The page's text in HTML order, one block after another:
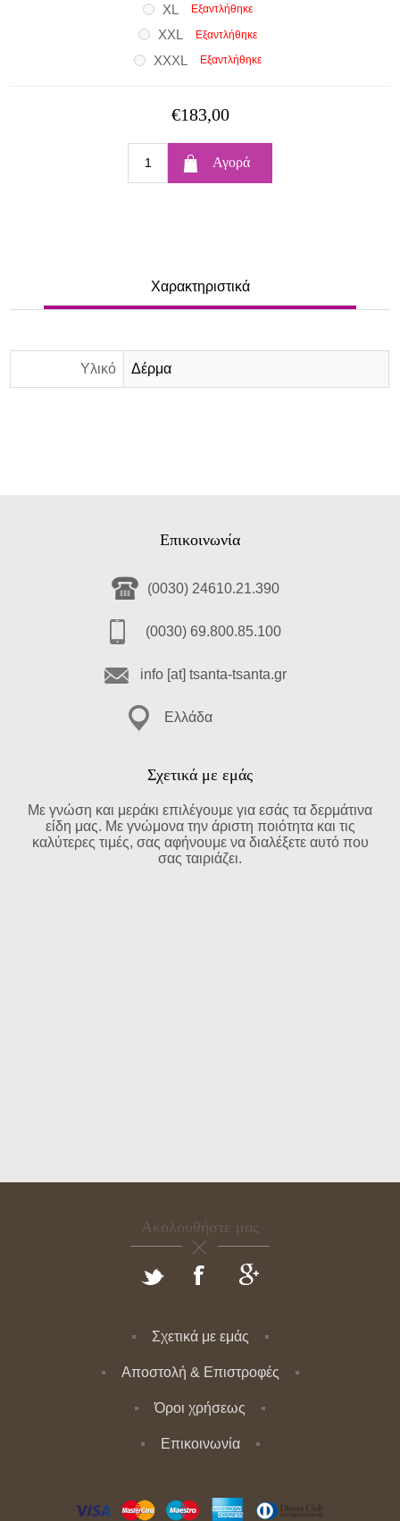
XL Εξαντλήθηκε
XXL Εξαντλήθηκε
XXXL Εξαντλήθηκε
€183,00
Χαρακτηριστικά
Υλικό Δέρμα
Επικοινωνία
(0030) 24610.21.390
(0030) 69.800.85.100
info [at] tsanta-tsanta.gr
Ελλάδα
Σχετικά με εμάς
Με γνώση και μεράκι επιλέγουμε για εσάς τα δερμάτινα
είδη μας. Με γνώμονα την άριστη ποιότητα και τις
καλύτερες τιμές, σας αφήνουμε να διαλέξετε αυτό που
σας ταιριάζει.
Ακολουθήστε μας
Σχετικά με εμάς
Αποστολή & Επιστροφές
Όροι χρήσεως
Επικοινωνία